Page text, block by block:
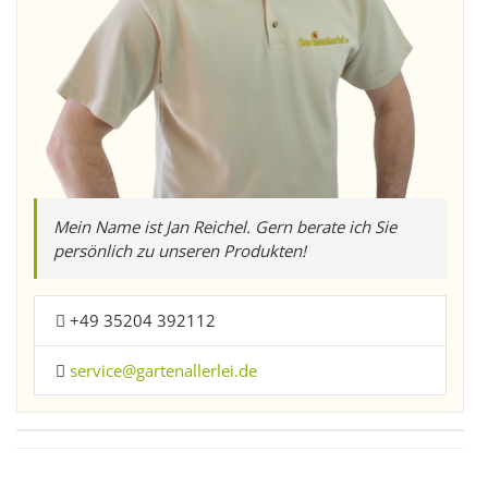
Mein Name ist Jan Reichel. Gern berate ich Sie
persönlich zu unseren Produkten!
+49 35204 392112
service@gartenallerlei.de